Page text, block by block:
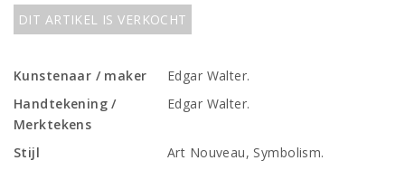
DIT ARTIKEL IS VERKOCHT
Kunstenaar / maker
Edgar Walter.
Handtekening /
Merktekens
Edgar Walter.
Stijl
Art Nouveau, Symbolism.